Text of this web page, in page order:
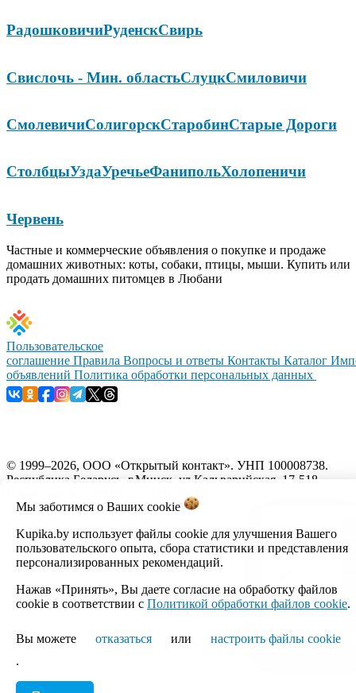
РадошковичиРуденскСвирь
Свислочь - Мин. областьСлуцкСмиловичи
СмолевичиСолигорскСтаробинСтарые Дороги
СтолбцыУздаУречьеФанипольХолопеничи
Червень
Частные и коммерческие объявления о покупке и продаже
домашних животных: коты, собаки, птицы, мыши. Купить или
продать домашних питомцев в Любани
Мы заботимся о Ваших cookie
Kupika.by использует файлы cookie для улучшения Вашего
пользовательского опыта, сбора статистики и представления
персонализированных рекомендаций.
Нажав «Принять», Вы даете согласие на обработку файлов
cookie в соответствии с Политикой обработки файлов cookie.
Вы можете отказаться или
настроить файлы cookie
.
Пользовательское
соглашение Правила Вопросы и ответы Контакты Каталог
объявлений Политика обработки персональных данных
© 1999–2026, ООО «Открытый контакт». УНП 100008738.
Республика Беларусь, г.Минск, ул.Кальварийская, 17-518.
Настройка cookie